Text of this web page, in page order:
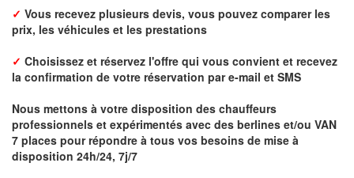
✓ Vous recevez plusieurs devis, vous pouvez comparer les
prix, les véhicules et les prestations
✓ Choisissez et réservez l'offre qui vous convient et recevez
la confirmation de votre réservation pare-mail et SMS
Nous mettons à votre disposition des chauffeurs
professionnels et expérimentés avec des berlines et/ou VAN
7 places pour répondre à tous vos besoins de mise à
disposition 24h/24, 7j/7